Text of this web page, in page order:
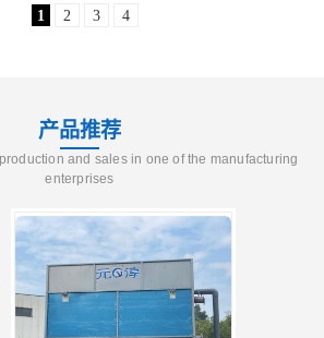
1 2 3 4
产品推荐
and sales in one of the manufacturing
enterprises